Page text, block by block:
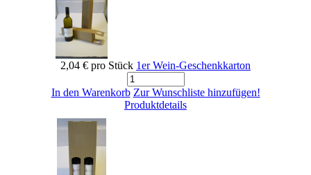
2,04 € pro Stück 1er Wein-Geschenkkarton
In den Warenkorb Zur Wunschliste hinzufügen!
Produktdetails